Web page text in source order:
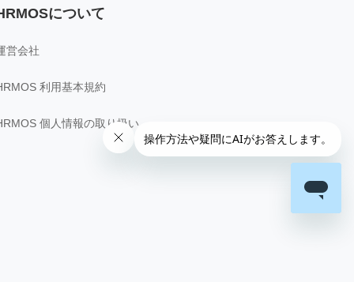
について
営会社
利用基本規約
個人情報の取り扱い